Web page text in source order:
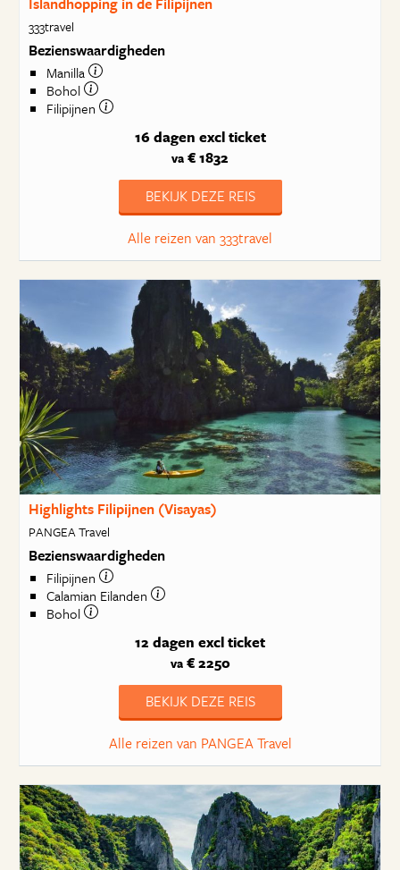
333travel
Bezienswaardigheden
Manilla
Bohol
Filipijnen
16 dagen excl ticket
va € 1832
BEKIJK DEZE REIS
Alle reizen van 333travel
Highlights Filipijnen (Visayas)
PANGEA Travel
Bezienswaardigheden
Filipijnen
Calamian Eilanden
Bohol
12 dagen excl ticket
va€ 2250
BEKIJK DEZE REIS
Alle reizen van PANGEA Travel